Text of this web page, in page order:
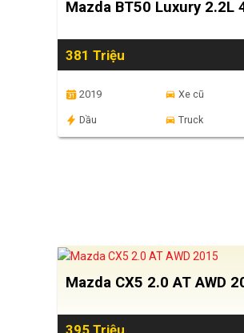
Mazda BT50 Luxury 2.2L
381 Triệu
2019 Xe cũ
Dầu Truck
Mazda CX5 2.0 AT AWD